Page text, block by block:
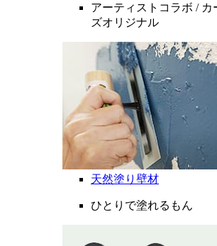
アーティストコラボ / カ
ズオリジナル
天然塗り壁材
ひとりで塗れるもん